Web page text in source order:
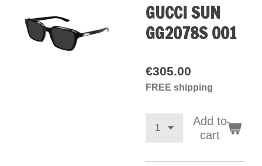
GUCCI SUN
GG2078S 001
€305.00
FREE shipping
Add to
cart